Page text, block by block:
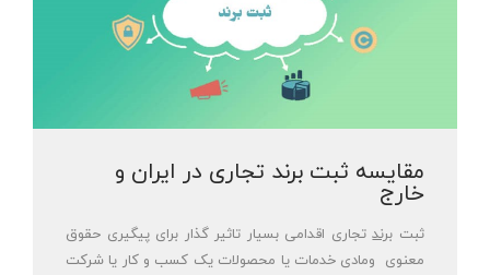
مقایسه ثبت برند تجاری در ایران و
خارج
ثبت برندتجاری اقدامی بسیار تاثیر گذار برای پیگیری حقوق
معنوی ومادی خدمات یا محصولات یک کسب و کار یا شرکت